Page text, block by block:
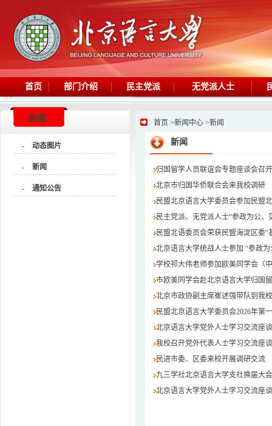
首页 部门介绍 民主党派 无党派人士
新闻
- 动态图片
- 新闻
- 通知公告
首页 >新闻中心 >新闻
新闻
归国留学人员联谊会专题座谈会召开
北京市归国华侨联合会来我校调研
民盟北京语言大学委员会参加民盟
民主党派、无党派人士“参政为公
民盟北语委员会荣获民盟海淀区委“
北京语言大学统战人士参加 “参政
学校祁大伟老师参加欧美同学会（
市欧美同学会赴北京语言大学归国
北京市政协副主席崔述强带队到我
民盟北京语言大学委员会2026年第
北京语言大学党外人士学习交流座
我校召开党外代表人士学习交流座
民进市委、区委来校开展调研交流
九三学社北京语言大学支社换届大
北京语言大学党外人士学习交流座